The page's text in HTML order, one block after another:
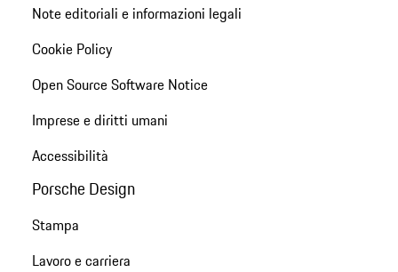
Note editoriali e informazioni legali
Cookie Policy
Open Source Software Notice
Imprese e diritti umani
Accessibilità
Porsche Design
Stampa
Lavoro e carriera